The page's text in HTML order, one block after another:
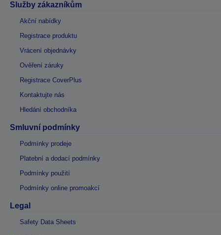
Služby zákazníkům
Akční nabídky
Registrace produktu
Vrácení objednávky
Ověření záruky
Registrace CoverPlus
Kontaktujte nás
Hledání obchodníka
Smluvní podmínky
Podmínky prodeje
Platební a dodací podmínky
Podmínky použití
Podmínky online promoakcí
Legal
Safety Data Sheets